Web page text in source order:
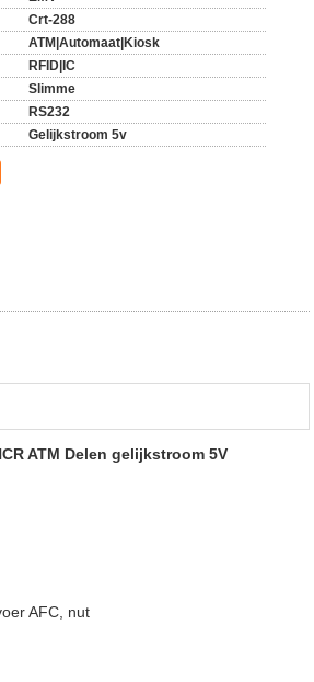
Crt-288
ATM|Automaat|Kiosk
RFID|IC
Slimme
RS232
Gelijkstroom 5v
ATM Delen gelijkstroom 5V
AFC, nut